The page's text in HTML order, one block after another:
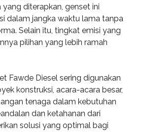
diterapkan, genset ini
dalam jangka waktu lama tanpa
Selain itu, tingkat emisi yang
pilihan yang lebih ramah
Fawde Diesel sering digunakan
konstruksi, acara-acara besar,
tenaga dalam kebutuhan
dan ketahanan dari
solusi yang optimal bagi